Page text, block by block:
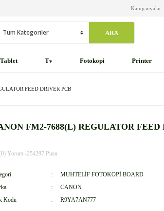
Kampanyalar
ARA
Tablet Tv Fotokopi Printer
FEED DRİVER PCB
FM2-7688(L) REGULATOR FEED
Yorum -254297 Puan
MUHTELİF FOTOKOPİ BOARD
CANON
Kodu
R9YA7AN777